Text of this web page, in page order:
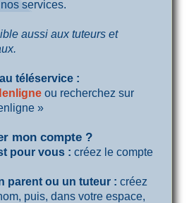
services.
aussi aux tuteurs et
téléservice :
ou recherchez sur
»
mon compte ?
pour vous : créez le compte
parent ou un tuteur : créez
puis, dans votre espace,